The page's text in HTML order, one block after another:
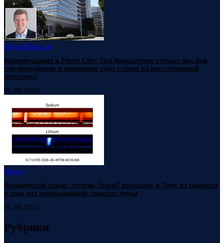
НаукаНовости
Кровопускание в Foster City: Visa безжалостно пускает под нож
топ-менеджеров и инженеров ради ставки на искусственный
интеллект
06.08.2026
Наука
Космический таран: ступень SpaceX врезалась в Луну на скорости,
в семь раз превышающей скорость звука
06.08.2026
Рубрики